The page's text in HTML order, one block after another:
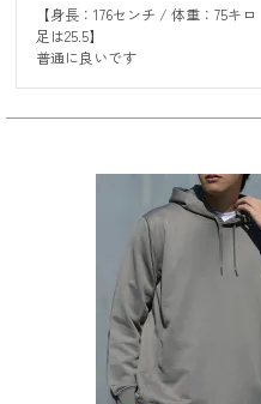
【身長：176センチ / 体重：75キロ
足は25.5】
普通に良いです